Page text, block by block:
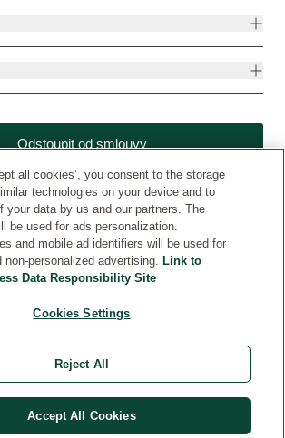
Odstoupit od smlouvy
all cookies’, you consent to the storage
technologies on your device and to
your data by us and our partners. The
be used for ads personalization.
and mobile ad identifiers will be used for
non-personalized advertising. Link to
Data Responsibility Site
Cookies Settings
Reject All
Accept All Cookies